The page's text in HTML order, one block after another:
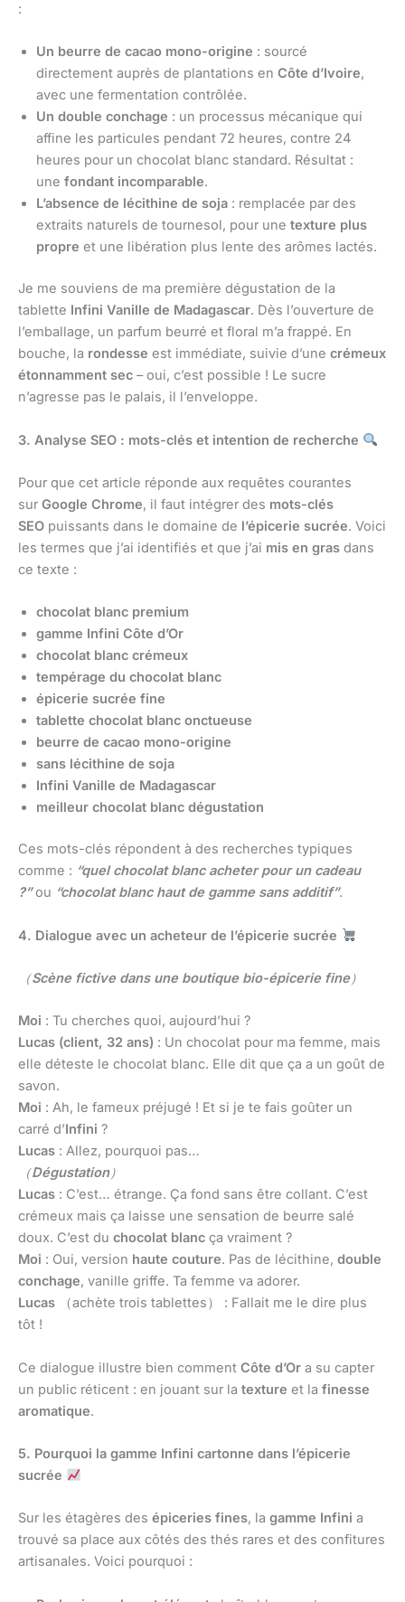
:
Un beurre de cacao mono-origine : sourcé
directement auprès de plantations en Côte d’Ivoire,
avec une fermentation contrôlée.
Un double conchage : un processus mécanique qui
affine les particules pendant 72 heures, contre 24
heures pour un chocolat blanc standard. Résultat :
une fondant incomparable.
L’absence de lécithine de soja : remplacée par des
extraits naturels de tournesol, pour une texture plus
propre et une libération plus lente des arômes lactés.
Je me souviens de ma première dégustation de la
tablette Infini Vanille de Madagascar. Dès l’ouverture de
l’emballage, un parfum beurré et floral m’a frappé. En
bouche, la rondesse est immédiate, suivie d’une crémeux
étonnamment sec – oui, c’est possible ! Le sucre
n’agresse pas le palais, il l’enveloppe.
3. Analyse SEO : mots-clés et intention de recherche
Pour que cet article réponde aux requêtes courantes
sur Google Chrome, il faut intégrer des mots-clés
SEO puissants dans le domaine de l’épicerie sucrée. Voici
les termes que j’ai identifiés et que j’ai mis en gras dans
ce texte :
chocolat blanc premium
gamme Infini Côte d’Or
chocolat blanc crémeux
tempérage du chocolat blanc
épicerie sucrée fine
tablette chocolat blanc onctueuse
beurre de cacao mono-origine
sans lécithine de soja
Infini Vanille de Madagascar
meilleur chocolat blanc dégustation
Ces mots-clés répondent à des recherches typiques
comme : “quel chocolat blanc acheter pour un cadeau
?”ou “chocolat blanc haut de gamme sans additif”.
4. Dialogue avec un acheteur de l’épicerie sucrée
（Scène fictive dans une boutique bio-épicerie fine）
Moi : Tu cherches quoi, aujourd’hui ?
Lucas (client, 32 ans) : Un chocolat pour ma femme, mais
elle déteste le chocolat blanc. Elle dit que ça a un goût de
savon.
Moi : Ah, le fameux préjugé ! Et si je te fais goûter un
carré d’Infini ?
Lucas : Allez, pourquoi pas…
（Dégustation）
Lucas : C’est… étrange. Ça fond sans être collant. C’est
crémeux mais ça laisse une sensation de beurre salé
doux. C’est du chocolat blanc ça vraiment ?
Moi : Oui, version haute couture. Pas de lécithine, double
conchage, vanille griffe. Ta femme va adorer.
Lucas （achète trois tablettes） : Fallait me le dire plus
tôt !
Ce dialogue illustre bien comment Côte d’Or a su capter
un public réticent : en jouant sur la texture et la finesse
aromatique.
5. Pourquoi la gamme Infini cartonne dans l’épicerie
sucrée
Sur les étagères des épiceries fines, la gamme Infini a
trouvé sa place aux côtés des thés rares et des confitures
artisanales. Voici pourquoi :